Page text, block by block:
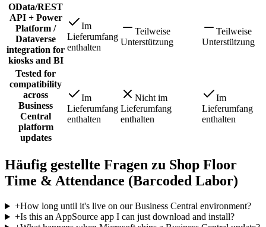
OData/REST
API + Power
Platform /
Dataverse
integration for
kiosks and BI
Im
Lieferumfang
enthalten
Teilweise
Unterstützung
Teilweise
Unterstützung
Tested for
compatibility
across
Business
Central
platform
updates
Im
Lieferumfang
enthalten
Nicht im
Lieferumfang
enthalten
Im
Lieferumfang
enthalten
Häufig gestellte Fragen zu Shop Floor
Time & Attendance (Barcoded Labor)
+How long until it's live on our Business Central environment?
+Is this an AppSource app I can just download and install?